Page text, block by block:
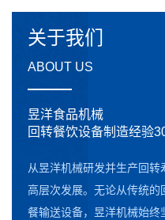
关于我们
ABOUT US
昱洋食品机械
回转餐饮设备制造经验
从昱洋机械研发并生产回
高层次发展。无论从传统的
餐输送设备，昱洋机械始终